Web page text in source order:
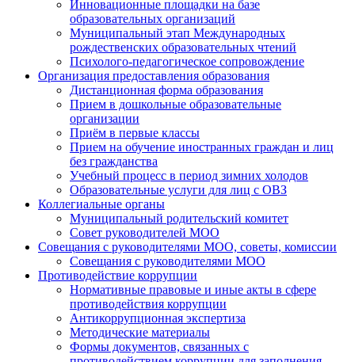
Инновационные площадки на базе
образовательных организаций
Муниципальный этап Международных
рождественских образовательных чтений
Психолого-педагогическое сопровождение
Организация предоставления образования
Дистанционная форма образования
Прием в дошкольные образовательные
организации
Приём в первые классы
Прием на обучение иностранных граждан и лиц
без гражданства
Учебный процесс в период зимних холодов
Образовательные услуги для лиц с ОВЗ
Коллегиальные органы
Муниципальный родительский комитет
Совет руководителей МОО
Совещания с руководителями МОО, советы, комиссии
Совещания с руководителями МОО
Противодействие коррупции
Нормативные правовые и иные акты в сфере
противодействия коррупции
Антикоррупционная экспертиза
Методические материалы
Формы документов, связанных с